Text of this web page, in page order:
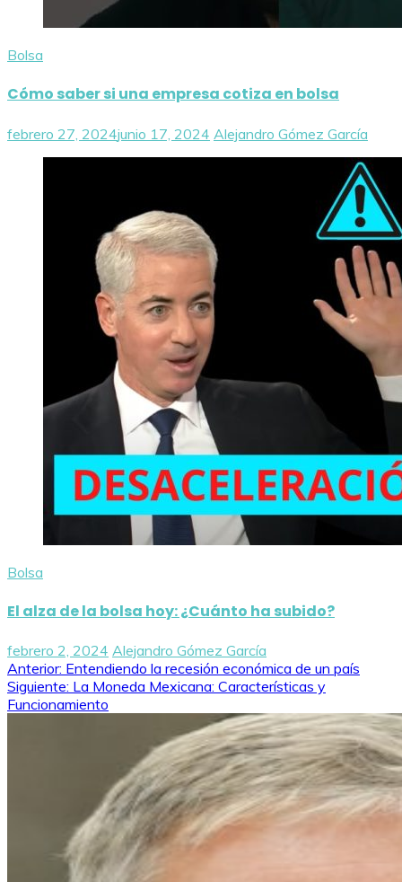
Bolsa
Cómo saber si una empresa cotiza en bolsa
febrero 27, 2024junio 17, 2024 Alejandro Gómez García
Bolsa
El alza de la bolsa hoy: ¿Cuánto ha subido?
febrero 2, 2024 Alejandro Gómez García
Navegación
de
Anterior: Entendiendo la recesión económica de un país
Siguiente: La Moneda Mexicana: Características y
Funcionamiento